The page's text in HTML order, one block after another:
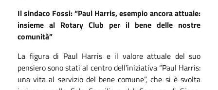
Il sindaco Fossi: “Paul Harris, esempio ancora attuale:
insieme al Rotary Club per il bene delle nostre
comunità”
La figura di Paul Harris e il valore attuale del suo
pensiero sono stati al centro dell’iniziativa “Paul Harris:
una vita al servizio del bene comune”, che si è svolta